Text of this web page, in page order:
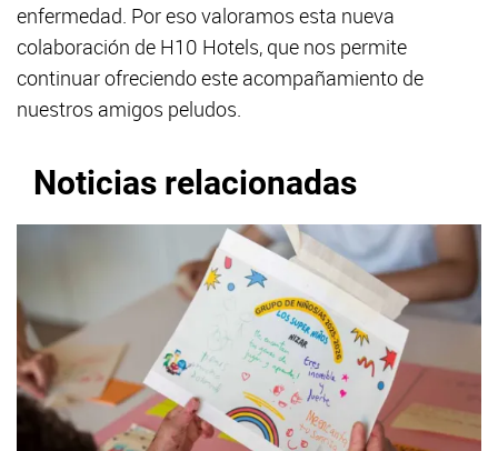
enfermedad. Por eso valoramos esta nueva
colaboración de H10 Hotels, que nos permite
continuar ofreciendo este acompañamiento de
nuestros amigos peludos.
Noticias relacionadas